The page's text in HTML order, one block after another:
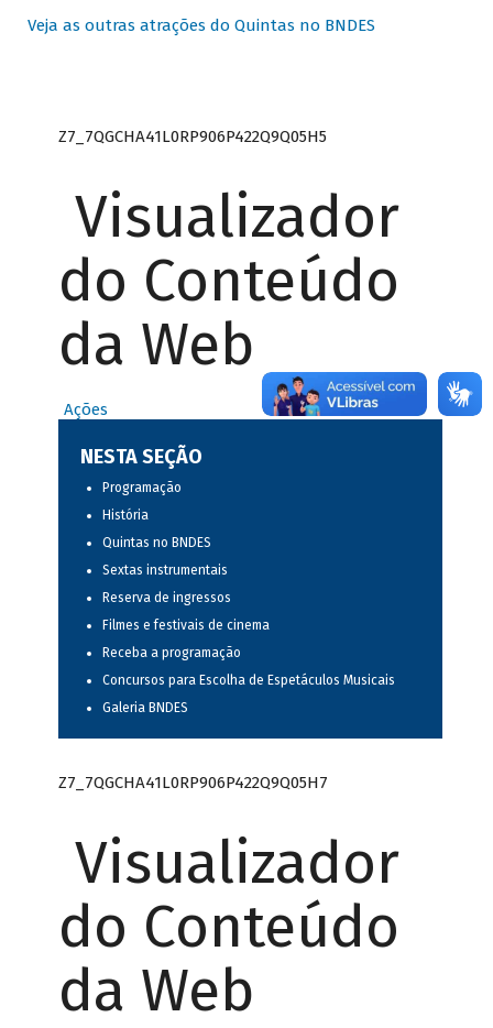
Veja as outras atrações do Quintas no BNDES
Z7_7QGCHA41L0RP906P422Q9Q05H5
Visualizador
do Conteúdo
da Web
Ações
NESTA SEÇÃO
Programação
História
Quintas no BNDES
Sextas instrumentais
Reserva de ingressos
Filmes e festivais de cinema
Receba a programação
Concursos para Escolha de Espetáculos Musicais
Galeria BNDES
Z7_7QGCHA41L0RP906P422Q9Q05H7
Visualizador
do Conteúdo
da Web